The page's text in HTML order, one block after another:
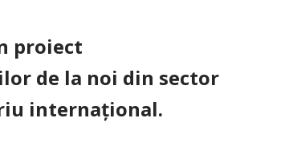
proiect
de la noi din sector
internaţional.